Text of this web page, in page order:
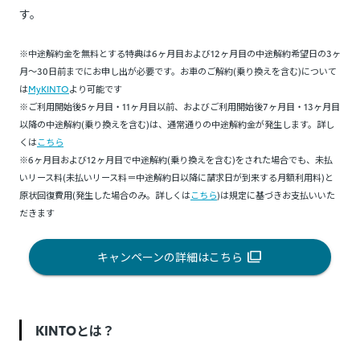
す。
※中途解約金を無料とする特典は6ヶ月目および12ヶ月目の中途解約希望日の3ヶ
月～30日前までにお申し出が必要です。お車のご解約(乗り換えを含む)について
はMyKINTOより可能です
※ご利用開始後5ヶ月目・11ヶ月目以前、およびご利用開始後7ヶ月目・13ヶ月目
以降の中途解約(乗り換えを含む)は、通常通りの中途解約金が発生します。詳し
くはこちら
※6ヶ月目および12ヶ月目で中途解約(乗り換えを含む)をされた場合でも、未払
いリース料(未払いリース料＝中途解約日以降に請求日が到来する月額利用料)と
原状回復費用(発生した場合のみ。詳しくはこちら)は規定に基づきお支払いいた
だきます
キャンペーンの詳細はこちら
KINTOとは？